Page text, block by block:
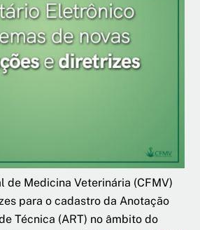
de Medicina Veterinária (CFMV)
para o cadastro da Anotação
Técnica (ART) no âmbito do